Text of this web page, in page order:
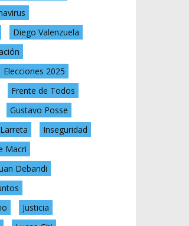
Diego Valenzuela
Elecciones 2025
Frente de Todos
Gustavo Posse
Inseguridad
Macri
Debandi
Justicia